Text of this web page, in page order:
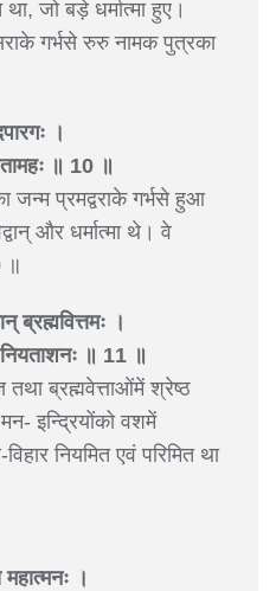
जो बड़े धर्मात्मा हुए।
गर्भसे रुरु नामक पुत्रका
।
॥ 10 ॥
प्रमद्वराके गर्भसे हुआ
और धर्मात्मा थे। वे
॥
।
नियताशनः ॥ 11 ॥
तथा ब्रह्मवेत्ताओंमें श्रेष्ठ
इन्द्रियोंको वशमें
नियमित एवं परिमित था
।